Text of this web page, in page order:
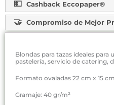
Cashback Eccopaper®
Compromiso de Mejor
Blondas para tazas ideales para
pastelería, servicio de catering,
Formato ovaladas 22 cm x 15 cm
Gramaje: 40 gr/m²